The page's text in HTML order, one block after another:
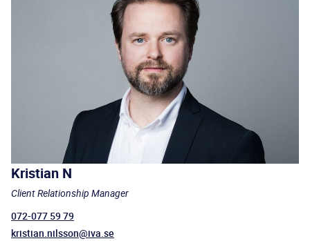
Kristian N
Client Relationship Manager
072-077 59 79
kristian.nilsson@iva.se